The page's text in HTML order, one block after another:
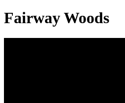
Fairway Woods